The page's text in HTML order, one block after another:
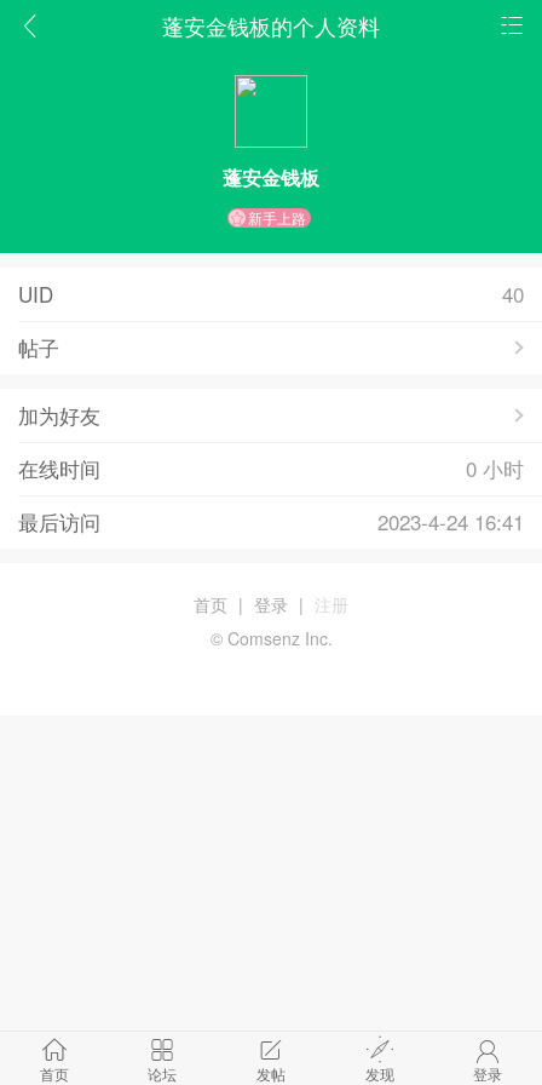
蓬安金钱板的个人资料
蓬安金钱板
新手上路
UID
40
帖子
加为好友
在线时间
0 小时
最后访问
2023-4-24 16:41
首页 论坛 发帖 发现 登录
首页 | 登录 | 注册
© Comsenz Inc.